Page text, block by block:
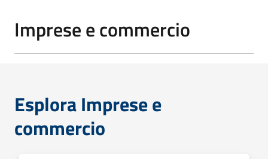
Imprese e commercio
Esplora Imprese e
commercio